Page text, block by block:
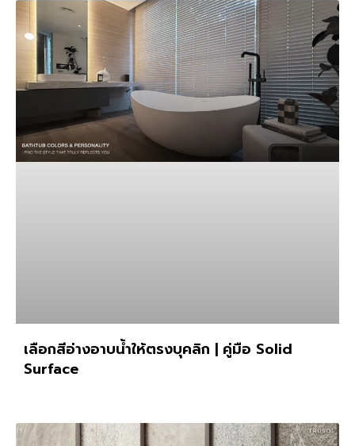
เลือกสีอ่างอาบน้ำให้ตรงบุคลิก | คู่มือ Solid
Surface